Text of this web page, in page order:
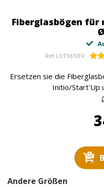
Fiberglasbögen für
Ref LOT3612FV
Ersetzen sie die
Initio/Start'Up
Andere Größen